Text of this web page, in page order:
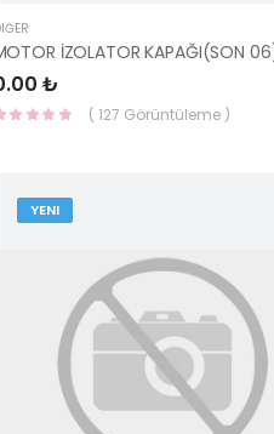
₺
( 127 Görüntüleme )
YENI